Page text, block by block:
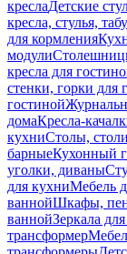
креслаДетские
кресла, стулья,
для кормления
модули
кресла для
стенки, горки для
гостиной
домаКресла-
кухниСтолы,
барныеКухонный
уголки, диваны
для кухниМебель
ваннойШкафы,
ваннойЗеркала
трансформер